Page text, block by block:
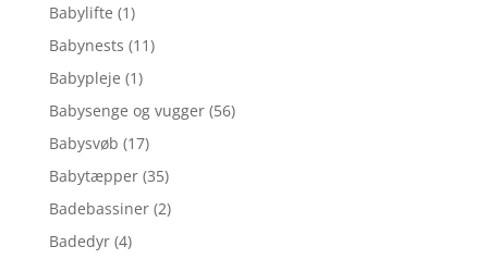
Babylifte (1)
Babynests (11)
Babypleje (1)
Babysenge og vugger (56)
Babysvøb (17)
Babytæpper (35)
Badebassiner (2)
Badedyr (4)